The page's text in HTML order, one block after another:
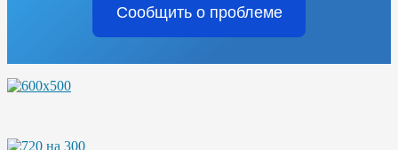
Сообщить о проблеме